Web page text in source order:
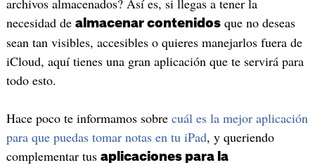
archivos almacenados? Así es, si llegas a tener la
necesidad de almacenar contenidosque no deseas
sean tan visibles, accesibles o quieres manejarlos fuera de
iCloud, aquí tienes una gran aplicación que te servirá para
todo esto.
Hace poco te informamos sobre cuál es la mejor aplicación
para que puedas tomar notas en tu iPad, y queriendo
complementar tus aplicaciones para la